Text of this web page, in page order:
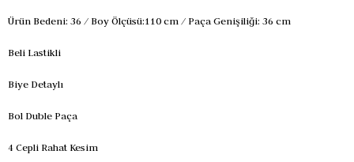
Ürün Bedeni: 36 / Boy Ölçüsü:110 cm / Paça Genişiliği: 36 cm
Beli Lastikli
Biye Detaylı
Bol Duble Paça
4 Cepli Rahat Kesim